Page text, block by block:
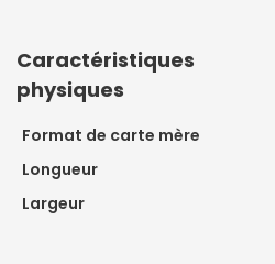
Caractéristiques
physiques
Format de carte mère
Longueur
Largeur